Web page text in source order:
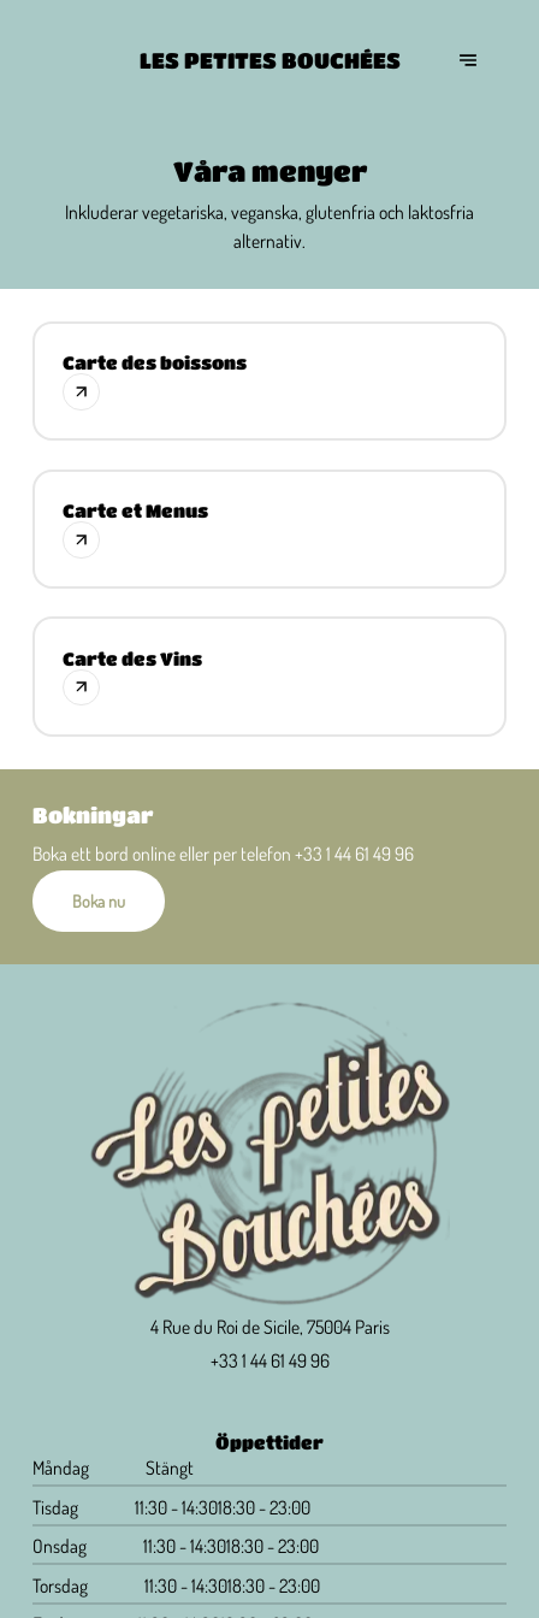
LES PETITES BOUCHÉES
Våra menyer
Inkluderar vegetariska, veganska, glutenfria och laktosfria
alternativ.
Carte des boissons
Carte et Menus
Carte des Vins
Bokningar
Boka ett bord online eller per telefon +33 1 44 61 49 96
Boka nu
4 Rue du Roi de Sicile, 75004 Paris
+33 1 44 61 49 96
Öppettider
Måndag
Stängt
Tisdag
11:30 - 14:3018:30 - 23:00
Onsdag
11:30 - 14:3018:30 - 23:00
Torsdag
11:30 - 14:3018:30 - 23:00